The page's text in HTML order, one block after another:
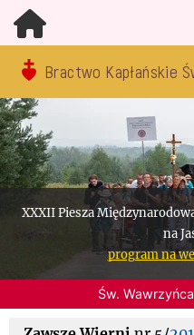
Bractwo Kapłańskie
XXXII Piesza
na
program na
Św.